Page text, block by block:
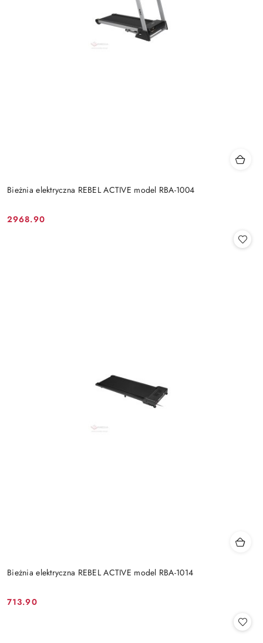
Bieżnia elektryczna REBEL ACTIVE model RBA-1004
Cena:
2968.90
Bieżnia elektryczna REBEL ACTIVE model RBA-1014
Cena:
713.90